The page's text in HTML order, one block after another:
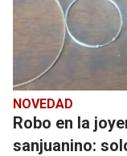
NOVEDAD
Robo en la
sanjuanino: